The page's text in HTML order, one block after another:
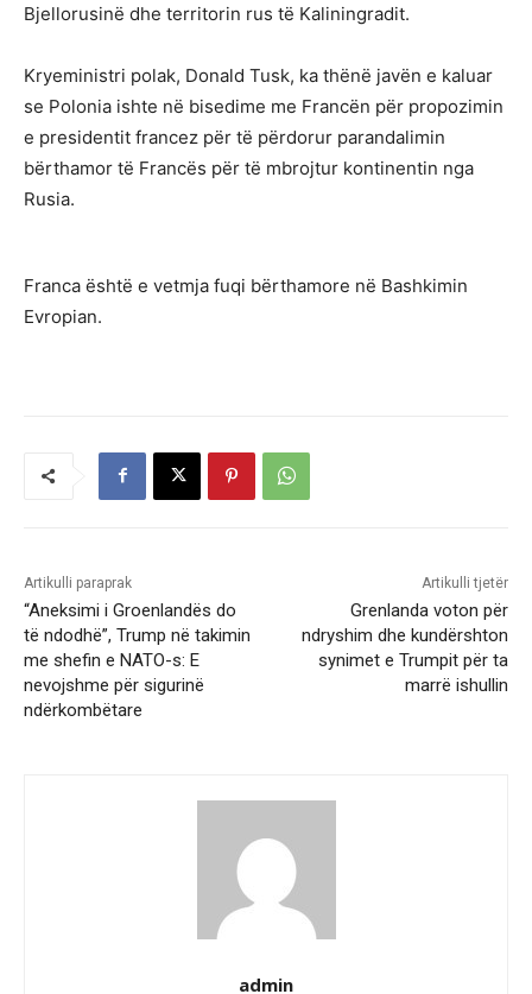
Bjellorusinë dhe territorin rus të Kaliningradit.
Kryeministri polak, Donald Tusk, ka thënë javën e kaluar
se Polonia ishte në bisedime me Francën për propozimin
e presidentit francez për të përdorur parandalimin
bërthamor të Francës për të mbrojtur kontinentin nga
Rusia.
Franca është e vetmja fuqi bërthamore në Bashkimin
Evropian.
Artikulli paraprak
“Aneksimi i Groenlandës do
të ndodhë”, Trump në takimin
me shefin e NATO-s: E
nevojshme për sigurinë
ndërkombëtare
Artikulli tjetër
Grenlanda voton për
ndryshim dhe kundërshton
synimet e Trumpit për ta
marrë ishullin
admin